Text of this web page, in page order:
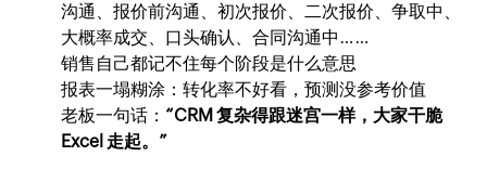
沟通、报价前沟通、初次报价、二次报价、争取中、
大概率成交、口头确认、合同沟通中……
销售自己都记不住每个阶段是什么意思
报表一塌糊涂：转化率不好看，预测没参考价值
老板一句话： “CRM 复杂得跟迷宫一样，大家干脆
Excel 走起。”